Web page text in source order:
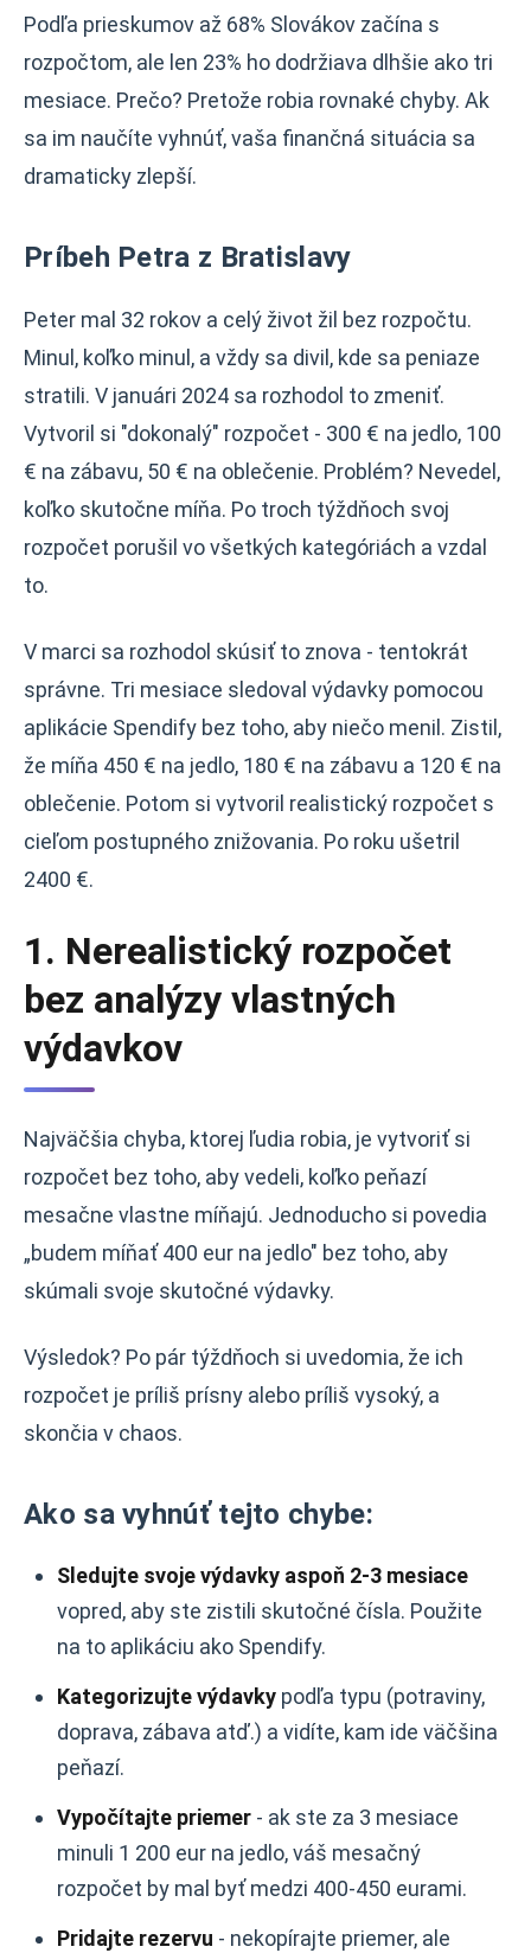
Podľa prieskumov až 68% Slovákov začína s
rozpočtom, ale len 23% ho dodržiava dlhšie ako tri
mesiace. Prečo? Pretože robia rovnaké chyby. Ak
sa im naučíte vyhnúť, vaša finančná situácia sa
dramaticky zlepší.
Príbeh Petra z Bratislavy
Peter mal 32 rokov a celý život žil bez rozpočtu.
Minul, koľko minul, a vždy sa divil, kde sa peniaze
stratili. V januári 2024 sa rozhodol to zmeniť.
Vytvoril si "dokonalý" rozpočet - 300 € na jedlo, 100
€ na zábavu, 50 € na oblečenie. Problém? Nevedel,
koľko skutočne míňa. Po troch týždňoch svoj
rozpočet porušil vo všetkých kategóriách a vzdal
to.
V marci sa rozhodol skúsiť to znova - tentokrát
správne. Tri mesiace sledoval výdavky pomocou
aplikácie Spendify bez toho, aby niečo menil. Zistil,
že míňa 450 € na jedlo, 180 € na zábavu a 120 € na
oblečenie. Potom si vytvoril realistický rozpočet s
cieľom postupného znižovania. Po roku ušetril
2400 €.
1. Nerealistický rozpočet
bez analýzy vlastných
výdavkov
Najväčšia chyba, ktorej ľudia robia, je vytvoriť si
rozpočet bez toho, aby vedeli, koľko peňazí
mesačne vlastne míňajú. Jednoducho si povedia
„budem míňať 400 eur na jedlo" bez toho, aby
skúmali svoje skutočné výdavky.
Výsledok? Po pár týždňoch si uvedomia, že ich
rozpočet je príliš prísny alebo príliš vysoký, a
skončia v chaos.
Ako sa vyhnúť tejto chybe:
Sledujte svoje výdavky aspoň 2-3 mesiace
vopred, aby ste zistili skutočné čísla. Použite
na to aplikáciu ako Spendify.
Kategorizujte výdavky podľa typu (potraviny,
doprava, zábava atď.) a vidíte, kam ide väčšina
peňazí.
Vypočítajte priemer - ak ste za 3 mesiace
minuli 1 200 eur na jedlo, váš mesačný
rozpočet by mal byť medzi 400-450 eurami.
Pridajte rezervu - nekopírajte priemer, ale